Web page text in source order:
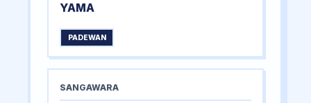
YAMA
PADEWAN
SANGAWARA